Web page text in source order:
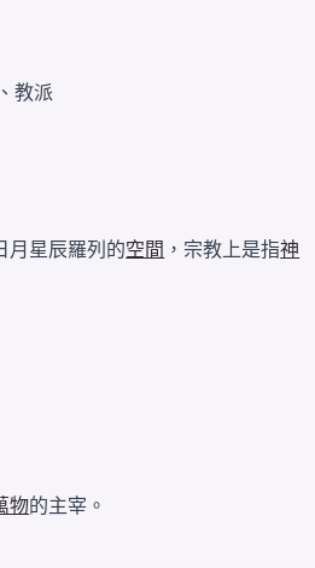
教派
月星辰羅列的空間 ，宗教上是指神
物的主宰。